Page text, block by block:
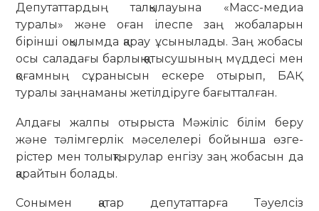
Депутаттардың талқылауына «Масс-медиа
туралы» және оған ілеспе заң жобаларын
бірінші оқылымда қарау ұсынылады. Заң жобасы
осы саладағы бар­лық қатысушының мүддесі мен
қоғамның сұранысын ескере отырып, БАҚ
туралы заңнаманы жетілдіруге бағытталған.
Алдағы жалпы отырыста Мәжіліс білім беру
және тәлім­герлік мәселелері бойынша өзге­
рістер мен толықтырулар енгізу заң жобасын да
қарайтын болады.
Сонымен қатар депутаттар­ға Тәуелсіз